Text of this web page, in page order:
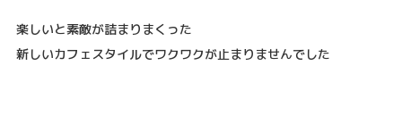
楽しいと素敵が詰まりまくった
新しいカフェスタイルでワクワクが止まりませんでした